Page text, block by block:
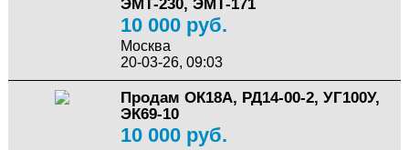
ЭМТ-230, ЭМТ-171
10 000 руб.
Москва
20-03-26, 09:03
Продам ОК18А, РД14-00-2, УГ100У,
ЭК69-10
10 000 руб.